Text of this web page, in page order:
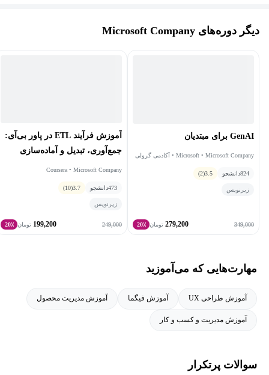
دیگر دوره‌های Microsoft Company
GenAI برای مبتدیان
Microsoft • Microsoft Company • آکادمی گرولی
824دانشجو 3.5
(2)
زیرنویس
349,000
279,200 تومان 20٪
آموزش فرآیند ETL در پاور بی‌آی:
جمع‌آوری، تبدیل و آماده‌سازی
داده‌ها
Coursera • Microsoft Company
473دانشجو 3.7
(10)
زیرنویس
249,000
199,200 تومان 20٪
مهارت‌هایی که می‌آموزید
آموزش طراحی UX آموزش فیگما آموزش مدیریت محصول
آموزش مدیریت و کسب و کار
سوالات پرتکرار